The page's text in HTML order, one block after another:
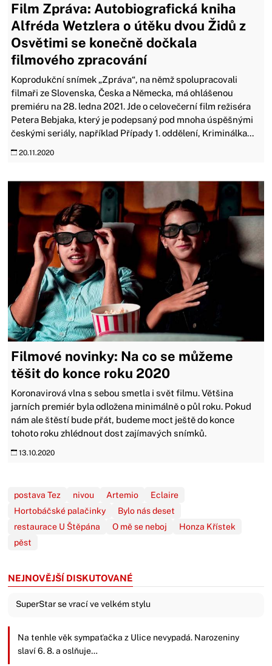
Film Zpráva: Autobiografická kniha
Alfréda Wetzlera o útěku dvou Židů z
Osvětimi se konečně dočkala
filmového zpracování
Koprodukční snímek „Zpráva“, na němž spolupracovali
filmaři ze Slovenska, Česka a Německa, má ohlášenou
premiéru na 28. ledna 2021. Jde o celovečerní film režiséra
Petera Bebjaka, který je podepsaný pod mnoha úspěšnými
českými seriály, například Případy 1. oddělení, Kriminálka...
20.11.2020
Filmové novinky: Na co se můžeme
těšit do konce roku 2020
Koronavirová vlna s sebou smetla i svět filmu. Většina
jarních premiér byla odložena minimálně o půl roku. Pokud
nám ale štěstí bude přát, budeme moct ještě do konce
tohoto roku zhlédnout dost zajímavých snímků.
13.10.2020
postava Tez nivou Artemio
Eclaire
Hortobáčské palačinky
Bylo nás deset
restaurace U Štěpána
O mě se neboj
Honza Křístek
pěst
NEJNOVĚJŠÍ DISKUTOVANÉ
SuperStar se vrací ve velkém stylu
Na tenhle věk sympaťačka z Ulice nevypadá. Narozeniny
slaví 6. 8. a oslňuje…